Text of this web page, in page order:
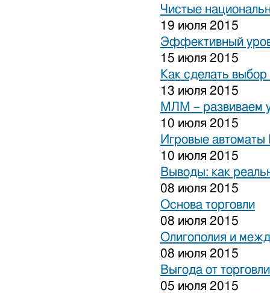
Чистые
19 июля 2015
Эффективный
15 июля 2015
Как сделать
13 июля 2015
МЛМ – развиваем
10 июля 2015
Игровые
10 июля 2015
Выводы: как
08 июля 2015
Основа торговли
08 июля 2015
Олигополия и
08 июля 2015
Выгода от
05 июля 2015